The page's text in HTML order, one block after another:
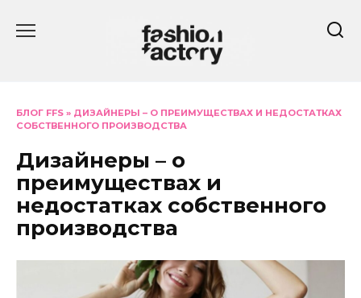
БЛОГ FFS » ДИЗАЙНЕРЫ – О ПРЕИМУЩЕСТВАХ И НЕДОСТАТКАХ
СОБСТВЕННОГО ПРОИЗВОДСТВА
Дизайнеры – о
преимуществах и
недостатках собственного
производства